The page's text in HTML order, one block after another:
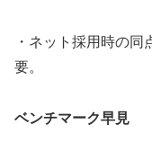
・ネット採用時の
要。
ベンチマーク早見